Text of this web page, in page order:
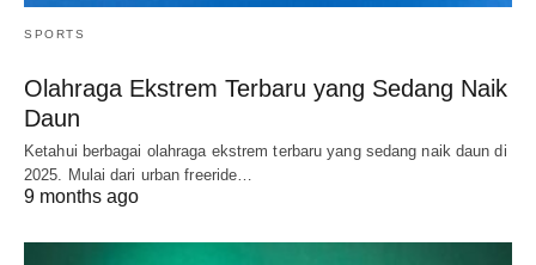
SPORTS
Olahraga Ekstrem Terbaru yang Sedang Naik
Daun
Ketahui berbagai olahraga ekstrem terbaru yang sedang naik daun di
2025. Mulai dari urban freeride…
9 months ago